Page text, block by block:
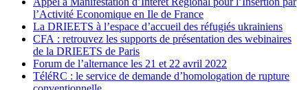
l’Activité Economique en Ile de France
La DRIEETS à l’espace d’accueil des réfugiés ukrainiens
CFA : retrouvez les supports de présentation des webinaires
de la DRIEETS de Paris
Forum de l’alternance les 21 et 22 avril 2022
TéléRC : le service de demande d’homologation de rupture